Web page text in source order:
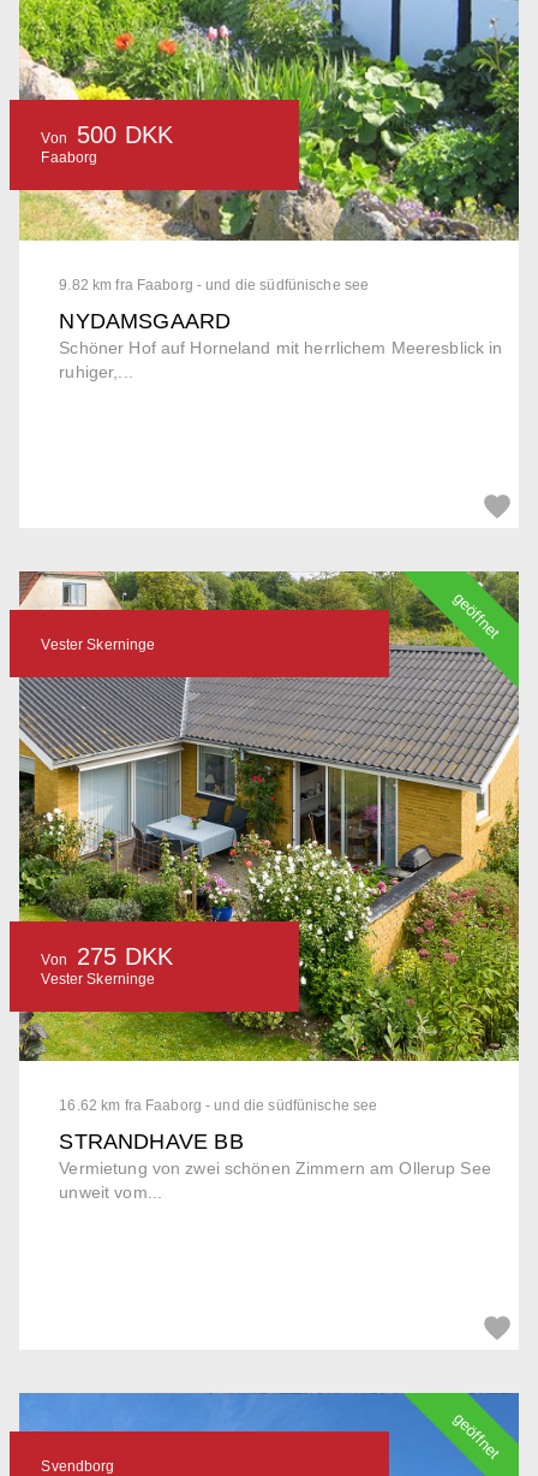
9.82 km fra Faaborg - und die südfünische see
NYDAMSGAARD
Schöner Hof auf Horneland mit herrlichem Meeresblick in
ruhiger,...
Von 500 DKK
Faaborg
16.62 km fra Faaborg - und die südfünische see
STRANDHAVE BB
Vermietung von zwei schönen Zimmern am Ollerup See
unweit vom...
Vester Skerninge
Von 275 DKK
Vester Skerninge
geöffnet
Svendborg
geöffnet